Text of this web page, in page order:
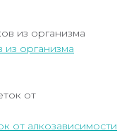
организма
от алкозависимости